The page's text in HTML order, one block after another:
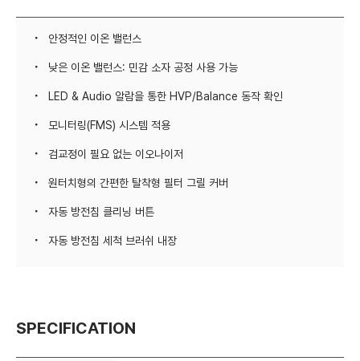
안정적인 이온 밸런스
낮은 이온 밸런스: 민감 소자 공정 사용 가능
LED & Audio 알람을 통한 HVP/Balance 동작 확인
모니터링(FMS) 시스템 적용
검교정이 필요 없는 이오나이저
원터치형의 간편한 탈착형 필터 그릴 커버
자동 방전침 클리닝 버튼
자동 방전침 세척 브러쉬 내장
SPECIFICATION